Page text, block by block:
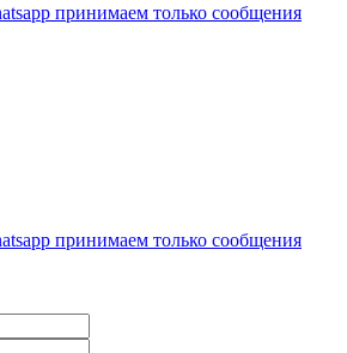
принимаем только сообщения
принимаем только сообщения